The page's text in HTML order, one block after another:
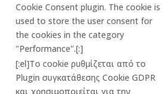
Cookie Consent plugin. The cookie is
used to store the user consent for
the cookies in the category
"Performance".[:]
[:el]Το cookie ρυθμίζεται από το
Plugin συγκατάθεσης Cookie GDPR
και χρησιμοποιείται για την